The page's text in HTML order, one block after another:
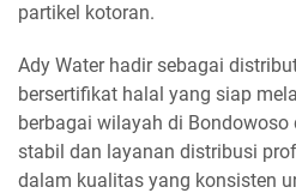
partikel kotoran.
Ady Water hadir sebagai
bersertifikat halal yang siap
berbagai wilayah di
stabil dan layanan distribusi
dalam kualitas yang konsisten